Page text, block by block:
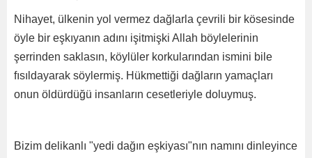
Nihayet, ülkenin yol vermez dağlarla çevrili bir kösesinde
öyle bir eşkıyanın adını işitmişki Allah böylelerinin
şerrinden saklasın, köylüler korkularından ismini bile
fısıldayarak söylermiş. Hükmettiği dağların yamaçları
onun öldürdüğü insanların cesetleriyle doluymuş.
Bizim delikanlı "yedi dağın eşkiyası"nın namını dinleyince